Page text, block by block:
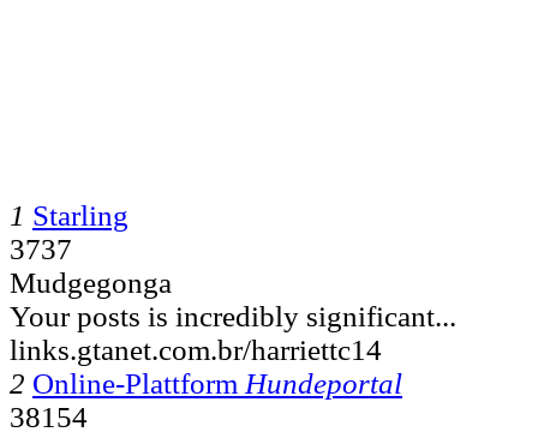
1 Starling
3737
Mudgegonga
Your posts is incredibly significant...
links.gtanet.com.br/harriettc14
2 Online-Plattform Hundeportal
38154